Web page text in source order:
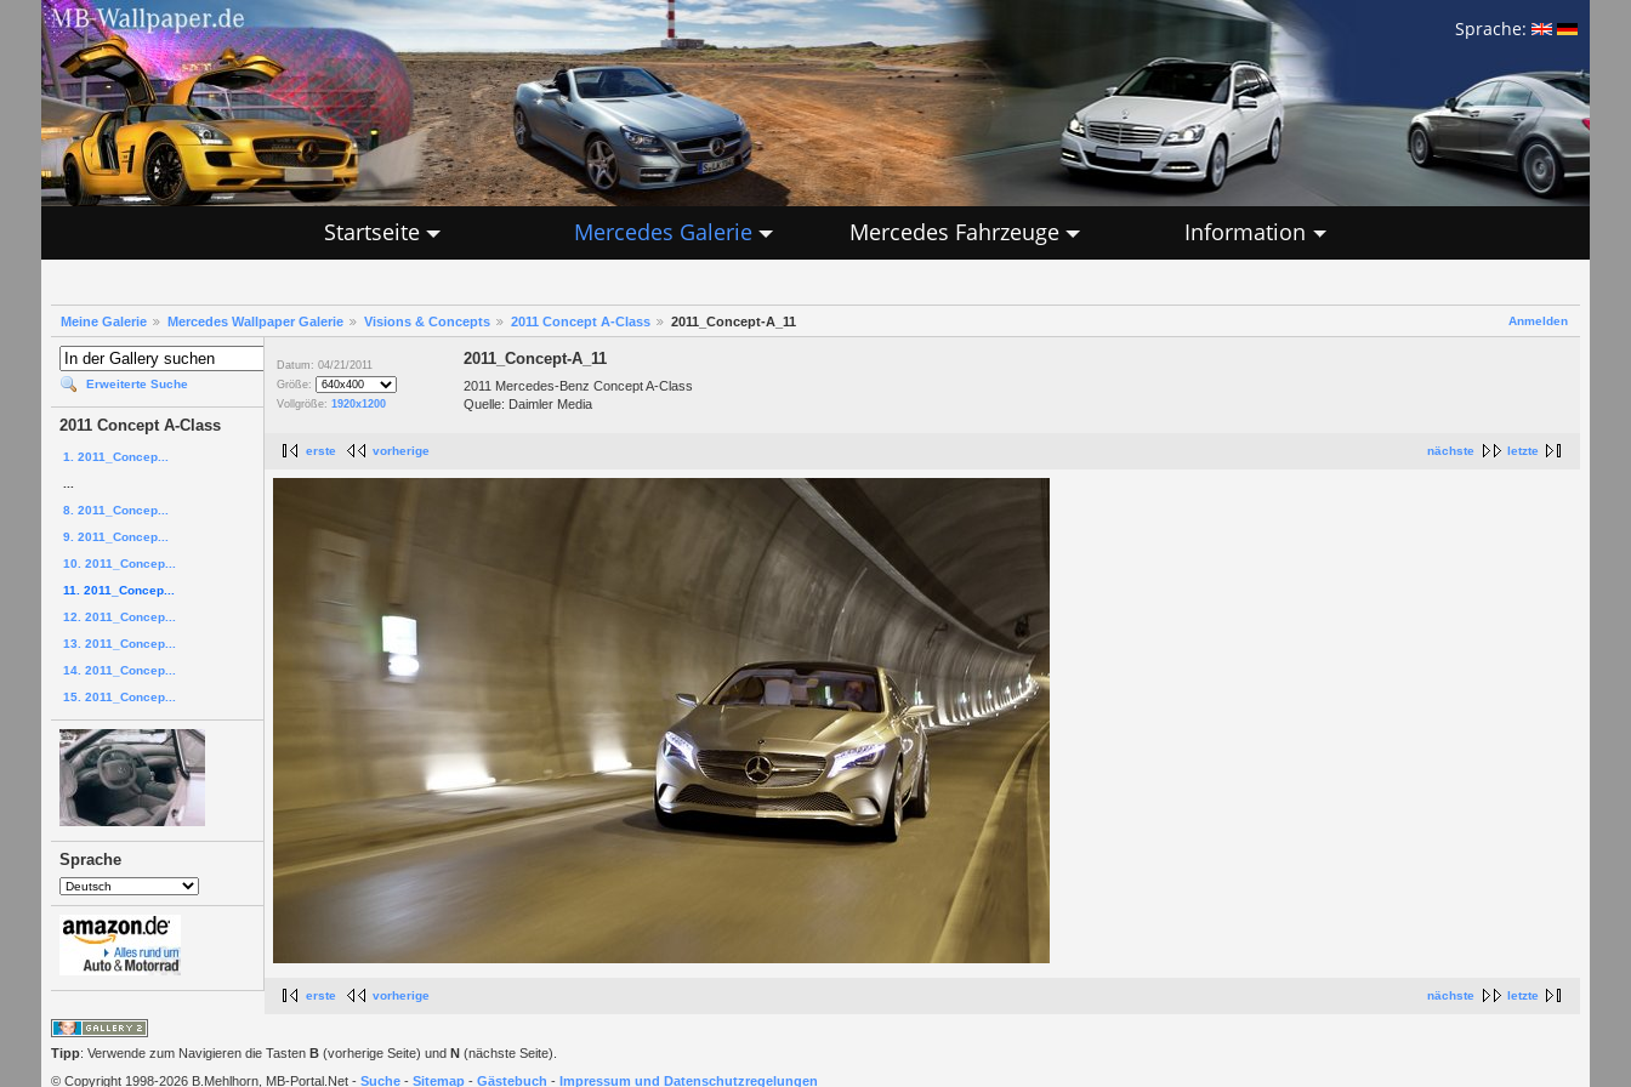
Sprache:
Startseite Mercedes Galerie Mercedes Fahrzeuge Information
Anmelden
Meine Galerie Mercedes Wallpaper Galerie Visions & Concepts 2011 Concept A-Class 2011_Concept-A_11
Erweiterte Suche
2011 Concept A-Class
1. 2011_Concep...
8. 2011_Concep...
9. 2011_Concep...
10. 2011_Concep...
11. 2011_Concep...
12. 2011_Concep...
13. 2011_Concep...
14. 2011_Concep...
15. 2011_Concep...
Sprache
Datum: 04/21/2011
Größe:
Vollgröße: 1920x1200
2011_Concept-A_11
2011 Mercedes-Benz Concept A-Class
Quelle: Daimler Media
nächste letzte
erste vorherige
nächste letzte
erste vorherige
Tipp: Verwende zum Navigieren die Tasten B(vorherige Seite) und N(nächste Seite).
© Copyright 1998-2026 B.Mehlhorn, MB-Portal.Net - Suche- Sitemap- Gästebuch - Impressum und Datenschutzregelungen